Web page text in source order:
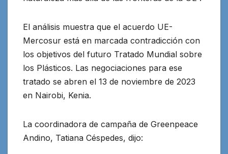
El análisis muestra que el acuerdo UE-
Mercosur está en marcada contradicción con
los objetivos del futuro Tratado Mundial sobre
los Plásticos. Las negociaciones para ese
tratado se abren el 13 de noviembre de 2023
en Nairobi, Kenia.
La coordinadora de campaña de Greenpeace
Andino, Tatiana Céspedes, dijo: